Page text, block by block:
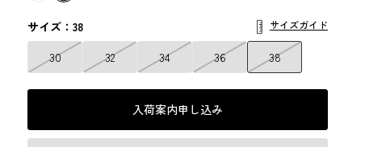
サイズ：38 サイズガイド
30 32 34 36 38
入荷案内申し込み